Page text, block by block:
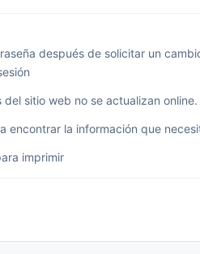
después de solicitar un
sitio web no se actualizan online.
encontrar la información que
imprimir